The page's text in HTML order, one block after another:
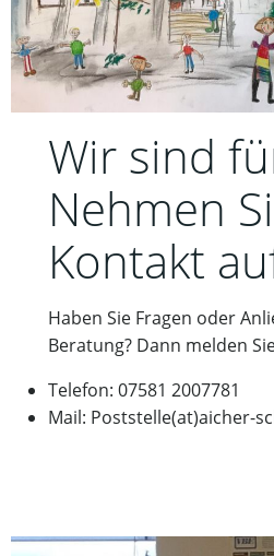
Wir sind
Nehmen
Kontakt
Haben Sie Fragen oder
Beratung? Dann melden
Telefon: 07581 2007781
Mail: Poststelle(at)aicher-